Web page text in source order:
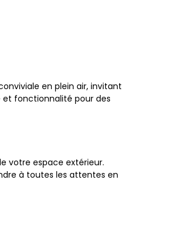
en plein air, invitant
fonctionnalité pour des
votre espace extérieur.
à toutes les attentes en